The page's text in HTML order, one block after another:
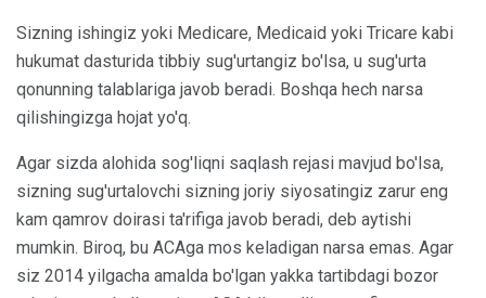
Sizning ishingiz yoki Medicare, Medicaid yoki Tricare kabi
hukumat dasturida tibbiy sug'urtangiz bo'lsa, u sug'urta
qonunning talablariga javob beradi. Boshqa hech narsa
qilishingizga hojat yo'q.
Agar sizda alohida sog'liqni saqlash rejasi mavjud bo'lsa,
sizning sug'urtalovchi sizning joriy siyosatingiz zarur eng
kam qamrov doirasi ta'rifiga javob beradi, deb aytishi
mumkin. Biroq, bu ACAga mos keladigan narsa emas. Agar
siz 2014 yilgacha amalda bo'lgan yakka tartibdagi bozor